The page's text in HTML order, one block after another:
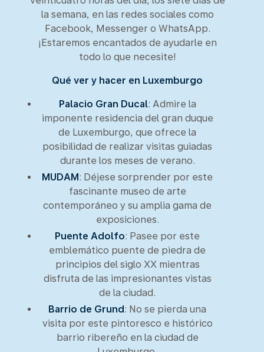
la semana, en las redes sociales como
Facebook, Messenger o WhatsApp.
¡Estaremos encantados de ayudarle en
todo lo que necesite!
Qué ver y hacer en Luxemburgo
Palacio Gran Ducal: Admire la
imponente residencia del gran duque
de Luxemburgo, que ofrece la
posibilidad de realizar visitas guiadas
durante los meses de verano.
MUDAM: Déjese sorprender por este
fascinante museo de arte
contemporáneo y su amplia gama de
exposiciones.
Puente Adolfo: Pasee por este
emblemático puente de piedra de
principios del siglo XX mientras
disfruta de las impresionantes vistas
de la ciudad.
Barrio de Grund: No se pierda una
visita por este pintoresco e histórico
barrio ribereño en la ciudad de